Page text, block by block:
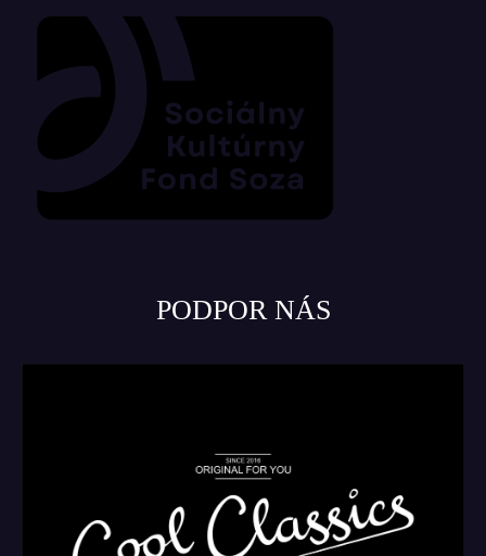
PODPOR NÁS